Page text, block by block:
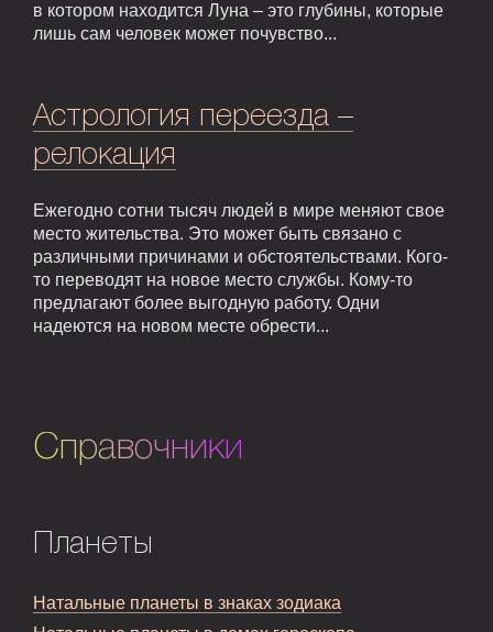
в котором находится Луна – это глубины, которые
лишь сам человек может почувство...
Астрология переезда –
релокация
Ежегодно сотни тысяч людей в мире меняют свое
место жительства. Это может быть связано с
различными причинами и обстоятельствами. Кого-
то переводят на новое место службы. Кому-то
предлагают более выгодную работу. Одни
надеются на новом месте обрести...
Справочники
Планеты
Натальные планеты в знаках зодиака